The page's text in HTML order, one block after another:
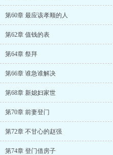
第60章 最应该孝顺的人
第62章 值钱的表
第64章 祭拜
第66章 谁急谁解决
第68章 新媳妇家世
第70章 前妻登门
第72章 不甘心的赵强
第74章 登门借房子